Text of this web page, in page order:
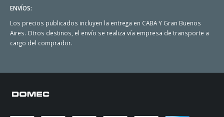
ENVÍOS:
Los precios publicados incluyen la entrega en CABA Y Gran Buenos
Aires. Otros destinos, el envío se realiza vía empresa de transporte a
cargo del comprador.